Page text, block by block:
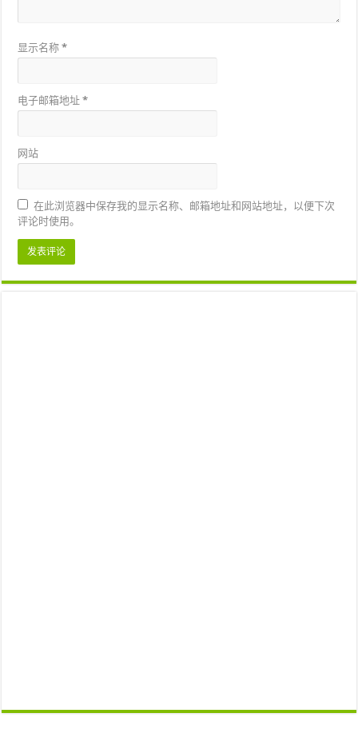
显示名称*
电子邮箱地址*
网站
在此浏览器中保存我的显示名称、邮箱地址和网站地址，以便下次
评论时使用。